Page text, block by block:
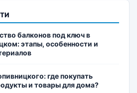
балконов под ключ в
этапы, особенности и
где покупать
и товары для дома?